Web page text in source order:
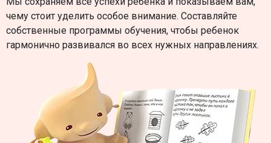
чему стоит уделить особое внимание. Составляйте
собственные программы обучения, чтобы ребенок
гармонично развивался во всех нужных направлениях.